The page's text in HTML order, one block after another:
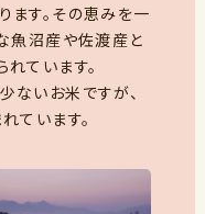
す。その恵みを一
魚沼産や佐渡産と
ています。
いお米ですが、
ています。